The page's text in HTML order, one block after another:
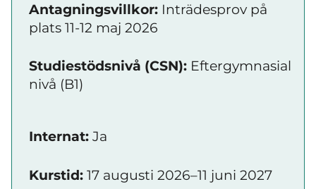
Antagningsvillkor: Inträdesprov på
plats 11-12 maj 2026
Studiestödsnivå (CSN): Eftergymnasial
nivå (B1)
Internat: Ja
Kurstid: 17 augusti 2026–11 juni 2027